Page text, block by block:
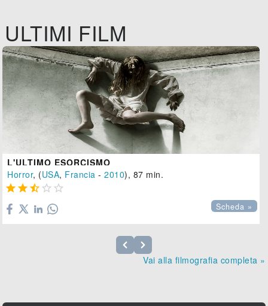
ULTIMI FILM
L'ULTIMO ESORCISMO
Horror, (USA, Francia -2010), 87 min.
    
Scheda »
Vai alla filmografia completa »